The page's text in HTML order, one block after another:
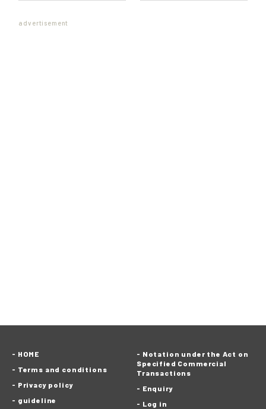
advertisement
HOME
Terms and conditions
Privacy policy
guideline
Notation under the Act on
Specified Commercial
Transactions
Enquiry
Log in